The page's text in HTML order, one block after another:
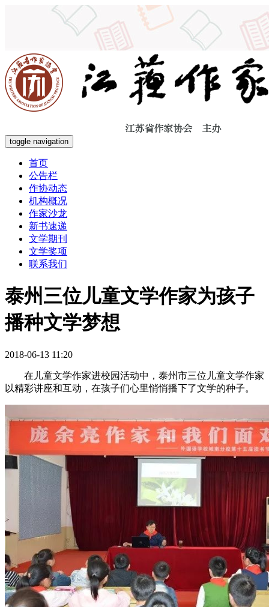
toggle navigation
首页
公告栏
作协动态
机构概况
作家沙龙
新书速递
文学期刊
文学奖项
联系我们
泰州三位儿童文学作家为孩子
播种文学梦想
2018-06-13 11:20
在儿童文学作家进校园活动中，泰州市三位儿童文学作家
以精彩讲座和互动，在孩子们心里悄悄播下了文学的种子。